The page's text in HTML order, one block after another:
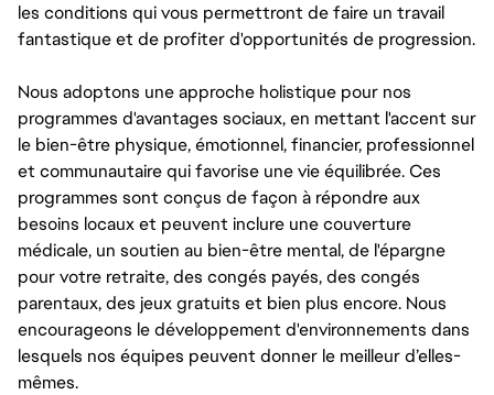
les conditions qui vous permettront de faire un travail
fantastique et de profiter d'opportunités de progression.
Nous adoptons une approche holistique pour nos
programmes d'avantages sociaux, en mettant l'accent sur
le bien-être physique, émotionnel, financier, professionnel
et communautaire qui favorise une vie équilibrée. Ces
programmes sont conçus de façon à répondre aux
besoins locaux et peuvent inclure une couverture
médicale, un soutien au bien-être mental, de l'épargne
pour votre retraite, des congés payés, des congés
parentaux, des jeux gratuits et bien plus encore. Nous
encourageons le développement d'environnements dans
lesquels nos équipes peuvent donner le meilleur d’elles-
mêmes.